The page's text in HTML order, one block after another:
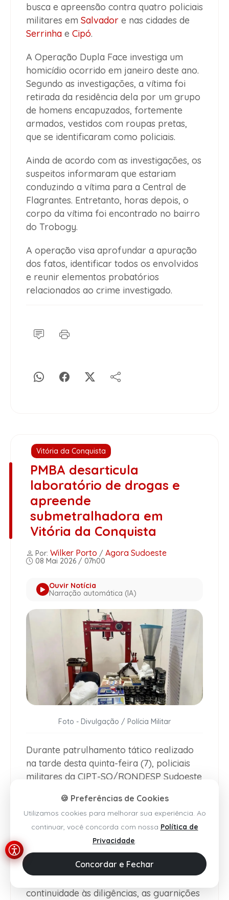
busca e apreensão contra quatro policiais
militares em Salvador e nas cidades de
Serrinha e Cipó.
A Operação Dupla Face investiga um
homicídio ocorrido em janeiro deste ano.
Segundo as investigações, a vítima foi
retirada da residência dela por um grupo
de homens encapuzados, fortemente
armados, vestidos com roupas pretas,
que se identificaram como policiais.
Ainda de acordo com as investigações, os
suspeitos informaram que estariam
conduzindo a vítima para a Central de
Flagrantes. Entretanto, horas depois, o
corpo da vítima foi encontrado no bairro
do Trobogy.
A operação visa aprofundar a apuração
dos fatos, identificar todos os envolvidos
e reunir elementos probatórios
relacionados ao crime investigado.
Vitória da Conquista
PMBA desarticula
laboratório de drogas e
apreende
submetralhadora em
Vitória da Conquista
Por: Wilker Porto / Agora Sudoeste
08 Mai 2026 / 07h00
Ouvir Notícia
Narração automática (IA)
Foto - Divulgação / Polícia Militar
Durante patrulhamento tático realizado
na tarde desta quinta-feira (7), policiais
militares da CIPT-SO/RONDESP Sudoeste
clandestino utilizado para o refino e
adulteração de drogas no bairro Vila
Serrana IV, emVitória da Conquista.
A operação teve início após a
abordagem a um indivíduo que estava em
continuidade às diligências, as guarnições
🍪 Preferências de Cookies
Utilizamos cookies para melhorar sua experiência. Ao
continuar, você concorda com nossa Política de
Privacidade.
Concordar e Fechar